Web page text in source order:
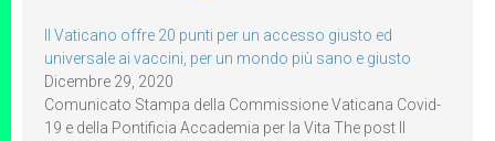
Il Vaticano offre 20 punti per un accesso giusto ed
universale ai vaccini, per un mondo più sano e giusto
Dicembre 29, 2020
Comunicato Stampa della Commissione Vaticana Covid-
19 e della Pontificia Accademia per la Vita The post Il